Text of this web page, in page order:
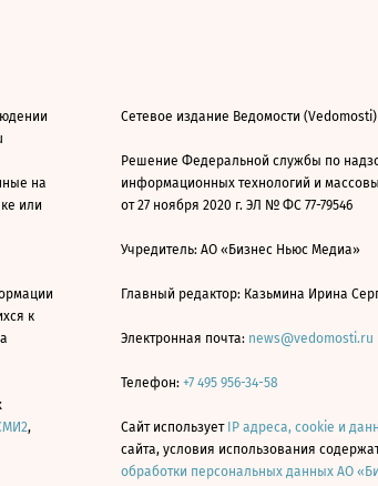
на
или
к
,
Сетевое издание Ведомости (Vedomosti)
Решение Федеральной службы по
информационных технологий и
от 27 ноября 2020 г. ЭЛ № ФС 77-79546
Учредитель: АО «Бизнес Ньюс Медиа»
Главный редактор: Казьмина Ирина
Электронная почта: news@vedomosti.ru
Телефон: +7 495 956-34-58
Сайт использует IP адреса, cookie и
сайта, условия использования
обработки персональных данных АО